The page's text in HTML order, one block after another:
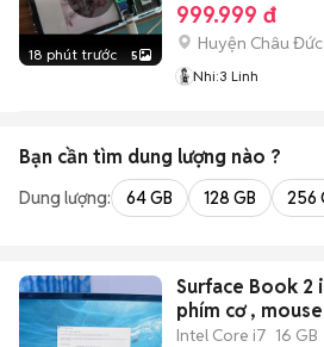
18 phút trước 5
999.999 đ
Huyện Châu Đức
Nhi:3 Linh
Bạn cần tìm dung lượng nào ?
Dung lượng: 64 GB 128 GB 256
Surface Book 2
phím cơ , mouse
Intel Core i7 16 GB